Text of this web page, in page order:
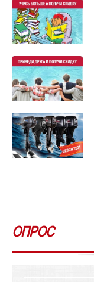
ОПРОС